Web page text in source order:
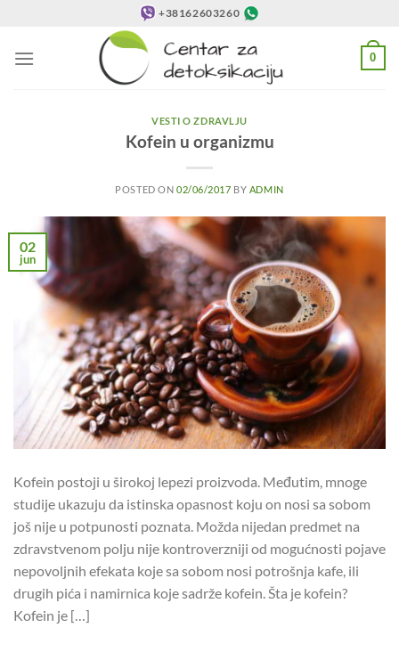
sadržaj
+38162603260
0
VESTI O ZDRAVLJU
Kofein u organizmu
POSTED ON 02/06/2017 BY ADMIN
02
jun
Kofein postoji u širokoj lepezi proizvoda. Međutim, mnoge
studije ukazuju da istinska opasnost koju on nosi sa sobom
još nije u potpunosti poznata. Možda nijedan predmet na
zdravstvenom polju nije kontroverzniji od mogućnosti pojave
nepovoljnih efekata koje sa sobom nosi potrošnja kafe, ili
drugih pića i namirnica koje sadrže kofein. Šta je kofein?
Kofein je […]